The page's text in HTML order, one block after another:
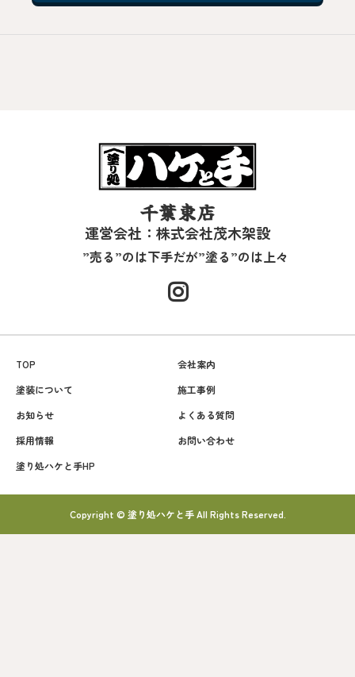
千葉東店
運営会社：株式会社茂木架設
”売る”のは下手だが”塗る”のは上々
TOP
会社案内
塗装について
施工事例
お知らせ
よくある質問
採用情報
お問い合わせ
塗り処ハケと手HP
Copyright © 塗り処ハケと手 All Rights Reserved.